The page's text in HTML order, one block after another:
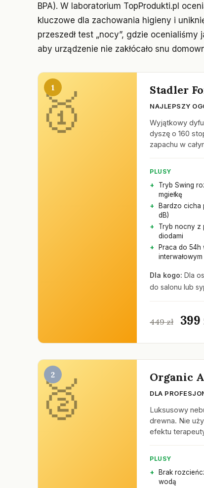
BPA). W laboratorium TopProdukti.pl
kluczowe dla zachowania higieny i
przeszedł test „nocy”, gdzie
aby urządzenie nie zakłócało snu
1 Stadler
NAJLEPSZY
Wyjątkowy
dyszę o 160
zapachu w
PLUSY
Tryb Swing
mgiełkę
Bardzo cicha
dB)
Tryb nocny z
diodami
Praca do 54h
interwałowym
Dla kogo: Dla
do salonu lub
449 zł 399
2 Organic
DLA
Luksusowy
drewna. Nie
efektu
PLUSY
Brak
wodą